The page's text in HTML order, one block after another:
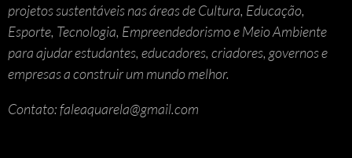
projetos sustentáveis nas áreas de Cultura, Educação,
Esporte, Tecnologia, Empreendedorismo e Meio Ambiente
para ajudar estudantes, educadores, criadores, governos e
empresas a construir um mundo melhor.
Contato: faleaquarela@gmail.com